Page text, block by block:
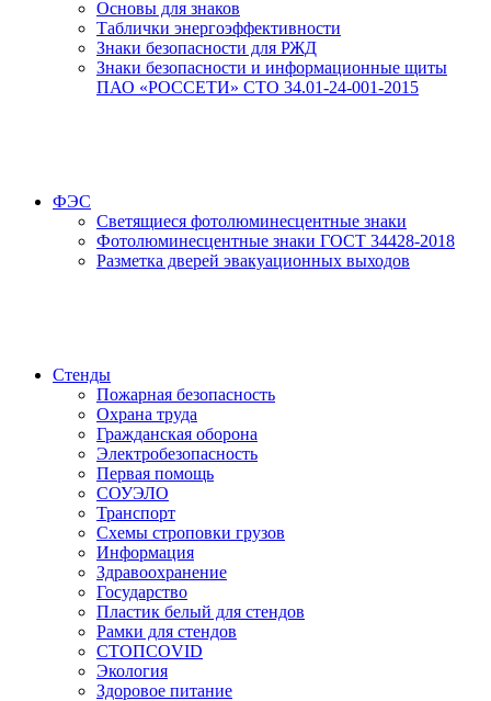
Основы для знаков
Таблички энергоэффективности
Знаки безопасности для РЖД
Знаки безопасности и информационные щиты
ПАО «РОССЕТИ» СТО 34.01-24-001-2015
ФЭС
Светящиеся фотолюминесцентные знаки
Фотолюминесцентные знаки ГОСТ 34428-2018
Разметка дверей эвакуационных выходов
Стенды
Пожарная безопасность
Охрана труда
Гражданская оборона
Электробезопасность
Первая помощь
СОУЭЛО
Транспорт
Схемы строповки грузов
Информация
Здравоохранение
Государство
Пластик белый для стендов
Рамки для стендов
СТОПCOVID
Экология
Здоровое питание